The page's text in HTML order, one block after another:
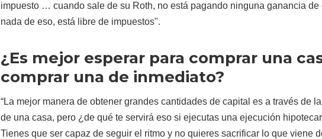
impuesto … cuando sale de su Roth, no está pagando ninguna ganancia de
nada de eso, está libre de impuestos".
¿Es mejor esperar para comprar una
comprar una de inmediato?
“La mejor manera de obtener grandes cantidades de capital es a través de
de una casa, pero ¿de qué te servirá eso si ejecutas una ejecución
Tienes que ser capaz de seguir el ritmo y no quieres sacrificar lo que viene